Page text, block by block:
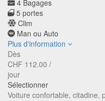
4 Bagages
5 portes
Clim
Man ou Auto
Plus d'information
Dès
CHF 112.00 /
jour
Sélectionner
Voiture confortable, citadine,